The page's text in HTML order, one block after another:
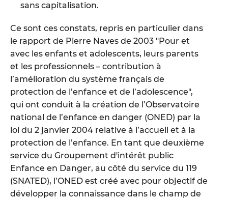
sans capitalisation.
Ce sont ces constats, repris en particulier dans
le rapport de Pierre Naves de 2003 "Pour et
avec les enfants et adolescents, leurs parents
et les professionnels – contribution à
l’amélioration du système français de
protection de l’enfance et de l’adolescence",
qui ont conduit à la création de l’Observatoire
national de l’enfance en danger (ONED) par la
loi du 2 janvier 2004 relative à l’accueil et à la
protection de l’enfance. En tant que deuxième
service du Groupement d'intérêt public
Enfance en Danger, au côté du service du 119
(SNATED), l’ONED est créé avec pour objectif de
développer la connaissance dans le champ de